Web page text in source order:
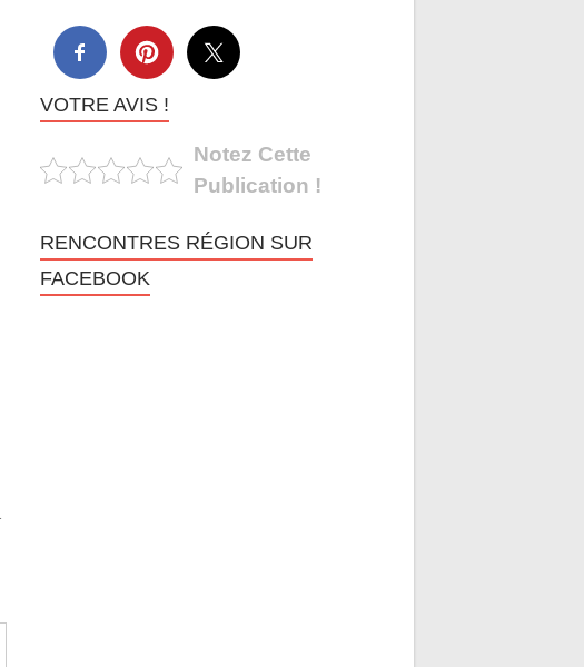
VOTRE AVIS !
Notez Cette
Publication !
RENCONTRES RÉGION SUR
FACEBOOK